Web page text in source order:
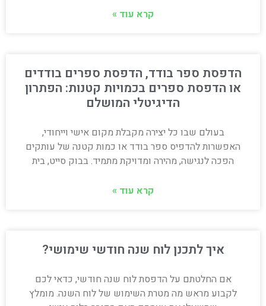
קרא עוד »
הדפסת ספר בודד, הדפסת ספרים בודדים
או הדפסת ספרים בכמויות קטנות: הפתרון
הדיגיטלי המושלם
בעולם שבו כל יצירה מקבלת מקום אישי וייחודי,
האפשרות להדפיס ספר בודד או כמות קטנה של עותקים
הפכה לנגישה, מהירה ומדויקת מתמיד. בבוק סייט, בית
קרא עוד »
איך לתכנן לוח שנה חודשי שימושי?
אם החלטתם על הדפסת לוח שנה חודשי, כדאי לכם
לקבוע מראש מה מטרת השימוש של לוח השנה. מומלץ